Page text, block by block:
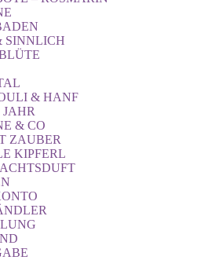
SINNLICH
& HANF
& CO
ZAUBER
KIPFERL